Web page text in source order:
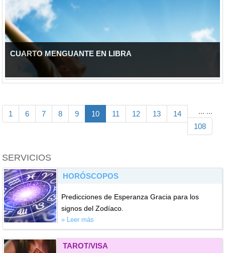
CUARTO MENGUANTE EN LIBRA
1 ...
6 7 8 9 10 11 12 13 14
...
108
SERVICIOS
HORÓSCOPOS
Predicciones de Esperanza Gracia para los
signos del Zodíaco.
» Leer más
TAROT/VISA